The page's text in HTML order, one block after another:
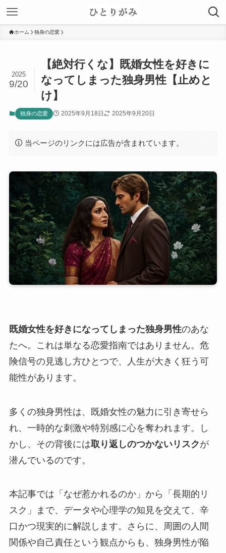
ホーム 独身の恋愛
【絶対行くな】既婚女性を好きに
なってしまった独身男性【止めと
け】
2025
9/20
独身の恋愛 2025年9月18日 2025年9月20日
当ページのリンクには広告が含まれています。
既婚女性を好きになってしまった独身男性のあな
たへ。これは単なる恋愛指南ではありません。危
険信号の見逃し方ひとつで、人生が大きく狂う可
能性があります。
多くの独身男性は、既婚女性の魅力に引き寄せら
れ、一時的な刺激や特別感に心を奪われます。し
かし、その背後には取り返しのつかないリスクが
潜んでいるのです。
本記事では「なぜ惹かれるのか」から「長期的リ
スク」まで、データや心理学の知見を交えて、辛
口かつ現実的に解説します。さらに、周囲の人間
関係や自己責任という観点からも、独身男性が陥